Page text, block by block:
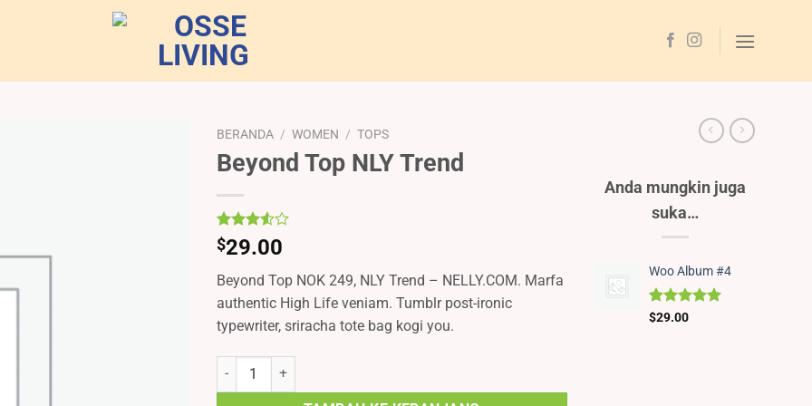
BERANDA / WOMEN / TOPS
Beyond Top NLY Trend
Peringkat
3.50
berdasarkan
4
penilaian
pelanggan
$29.00
Beyond Top NOK 249, NLY Trend – NELLY.COM. Marfa
authentic High Life veniam. Tumblr post-ironic
typewriter, sriracha tote bag kogi you.
Kuantitas Beyond Top NLY Trend
Anda mungkin juga
suka…
Woo Album #4
Peringkat
2
$29.00